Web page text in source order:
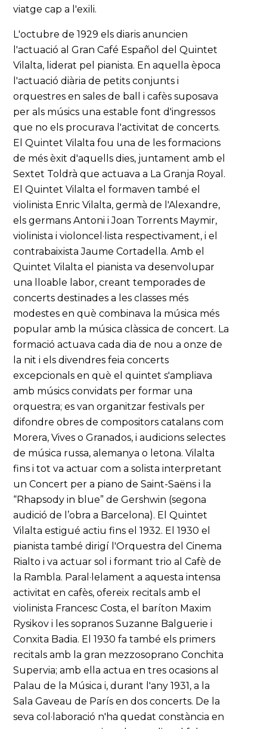
viatge cap a l'exili.
L'octubre de 1929 els diaris anuncien
l'actuació al Gran Café Español del Quintet
Vilalta, liderat pel pianista. En aquella època
l'actuació diària de petits conjunts i
orquestres en sales de ball i cafès suposava
per als músics una estable font d'ingressos
que no els procurava l'activitat de concerts.
El Quintet Vilalta fou una de les formacions
de més èxit d'aquells dies, juntament amb el
Sextet Toldrà que actuava a La Granja Royal.
El Quintet Vilalta el formaven també el
violinista Enric Vilalta, germà de l'Alexandre,
els germans Antoni i Joan Torrents Maymir,
violinista i violoncel·lista respectivament, i el
contrabaixista Jaume Cortadella. Amb el
Quintet Vilalta el pianista va desenvolupar
una lloable labor, creant temporades de
concerts destinades a les classes més
modestes en què combinava la música més
popular amb la música clàssica de concert. La
formació actuava cada dia de nou a onze de
la nit i els divendres feia concerts
excepcionals en què el quintet s'ampliava
amb músics convidats per formar una
orquestra; es van organitzar festivals per
difondre obres de compositors catalans com
Morera, Vives o Granados, i audicions selectes
de música russa, alemanya o letona. Vilalta
fins i tot va actuar com a solista interpretant
un Concert per a piano de Saint-Saëns i la
“Rhapsody in blue” de Gershwin (segona
audició de l’obra a Barcelona). El Quintet
Vilalta estigué actiu fins el 1932. El 1930 el
pianista també dirigí l'Orquestra del Cinema
Rialto i va actuar sol i formant trio al Cafè de
la Rambla. Paral·lelament a aquesta intensa
activitat en cafès, ofereix recitals amb el
violinista Francesc Costa, el baríton Maxim
Rysikov i les sopranos Suzanne Balguerie i
Conxita Badia. El 1930 fa també els primers
recitals amb la gran mezzosoprano Conchita
Supervia; amb ella actua en tres ocasions al
Palau de la Música i, durant l'any 1931, a la
Sala Gaveau de París en dos concerts. De la
seva col·laboració n'ha quedat constància en